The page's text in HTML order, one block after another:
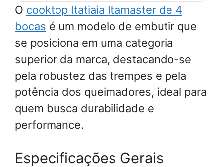
O cooktop Itatiaia Itamaster de 4
bocas é um modelo de embutir que
se posiciona em uma categoria
superior da marca, destacando-se
pela robustez das trempes e pela
potência dos queimadores, ideal para
quem busca durabilidade e
performance.
Especificações Gerais